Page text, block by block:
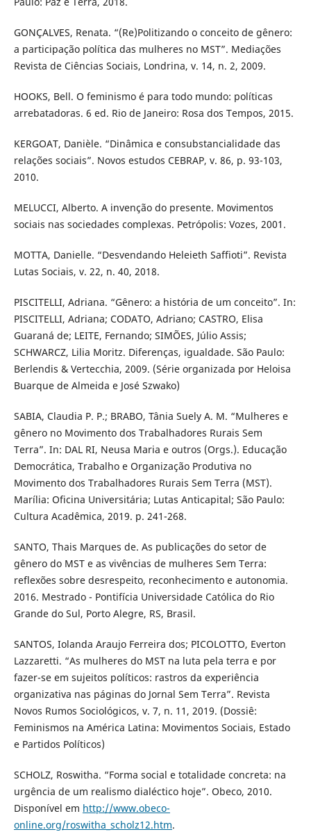
GONÇALVES, Renata. “(Re)Politizando o conceito de gênero:
a participação política das mulheres no MST”. Mediações
Revista de Ciências Sociais, Londrina, v. 14, n. 2, 2009.
HOOKS, Bell. O feminismo é para todo mundo: políticas
arrebatadoras. 6 ed. Rio de Janeiro: Rosa dos Tempos, 2015.
KERGOAT, Danièle. “Dinâmica e consubstancialidade das
relações sociais”. Novos estudos CEBRAP, v. 86, p. 93-103,
2010.
MELUCCI, Alberto. A invenção do presente. Movimentos
sociais nas sociedades complexas. Petrópolis: Vozes, 2001.
MOTTA, Danielle. “Desvendando Heleieth Saffioti”. Revista
Lutas Sociais, v. 22, n. 40, 2018.
PISCITELLI, Adriana. “Gênero: a história de um conceito”. In:
PISCITELLI, Adriana; CODATO, Adriano; CASTRO, Elisa
Guaraná de; LEITE, Fernando; SIMÕES, Júlio Assis;
SCHWARCZ, Lilia Moritz. Diferenças, igualdade. São Paulo:
Berlendis & Vertecchia, 2009. (Série organizada por Heloisa
Buarque de Almeida e José Szwako)
SABIA, Claudia P. P.; BRABO, Tânia Suely A. M. “Mulheres e
gênero no Movimento dos Trabalhadores Rurais Sem
Terra”. In: DAL RI, Neusa Maria e outros (Orgs.). Educação
Democrática, Trabalho e Organização Produtiva no
Movimento dos Trabalhadores Rurais Sem Terra (MST).
Marília: Oficina Universitária; Lutas Anticapital; São Paulo:
Cultura Acadêmica, 2019. p. 241-268.
SANTO, Thais Marques de. As publicações do setor de
gênero do MST e as vivências de mulheres Sem Terra:
reflexões sobre desrespeito, reconhecimento e autonomia.
2016. Mestrado - Pontifícia Universidade Católica do Rio
Grande do Sul, Porto Alegre, RS, Brasil.
SANTOS, Iolanda Araujo Ferreira dos; PICOLOTTO, Everton
Lazzaretti. “As mulheres do MST na luta pela terra e por
fazer-se em sujeitos políticos: rastros da experiência
organizativa nas páginas do Jornal Sem Terra”. Revista
Novos Rumos Sociológicos, v. 7, n. 11, 2019. (Dossiê:
Feminismos na América Latina: Movimentos Sociais, Estado
e Partidos Políticos)
SCHOLZ, Roswitha. “Forma social e totalidade concreta: na
urgência de um realismo dialéctico hoje”. Obeco, 2010.
Disponível em http://www.obeco-
online.org/roswitha_scholz12.htm.